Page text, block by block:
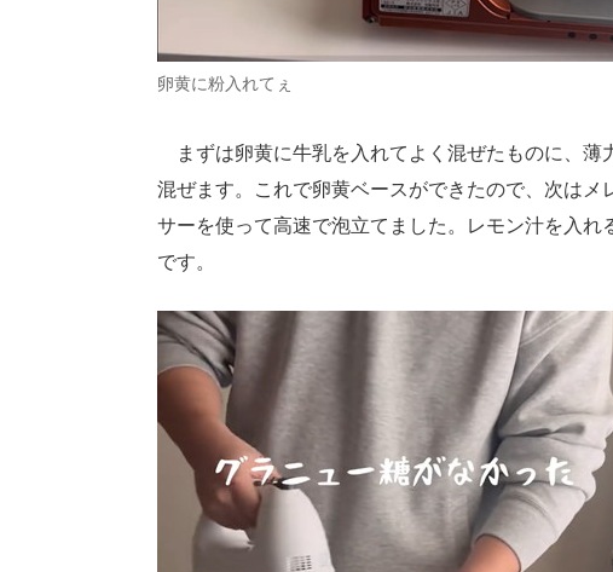
卵黄に粉入れてぇ
まずは卵黄に牛乳を入れてよく混ぜたものに、薄
混ぜます。これで卵黄ベースができたので、次は
サーを使って高速で泡立てました。レモン汁を入
です。